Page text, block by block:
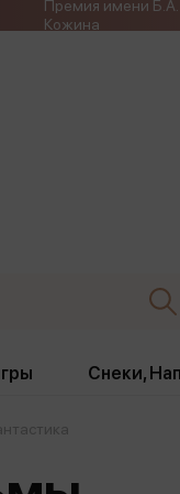
Премия имени Б.А.
Кожина
Снеки,